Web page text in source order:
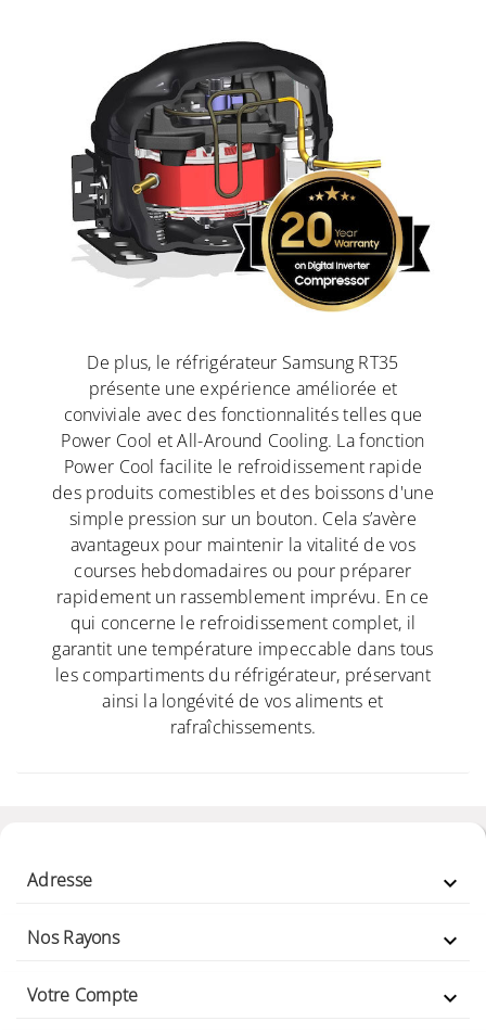
De plus, le réfrigérateur Samsung RT35
présente une expérience améliorée et
conviviale avec des fonctionnalités telles que
Power Cool et All-Around Cooling. La fonction
Power Cool facilite le refroidissement rapide
des produits comestibles et des boissons d'une
simple pression sur un bouton. Cela s’avère
avantageux pour maintenir la vitalité de vos
courses hebdomadaires ou pour préparer
rapidement un rassemblement imprévu. En ce
qui concerne le refroidissement complet, il
garantit une température impeccable dans tous
les compartiments du réfrigérateur, préservant
ainsi la longévité de vos aliments et
rafraîchissements.
Adresse 
Nos Rayons 
Votre Compte 